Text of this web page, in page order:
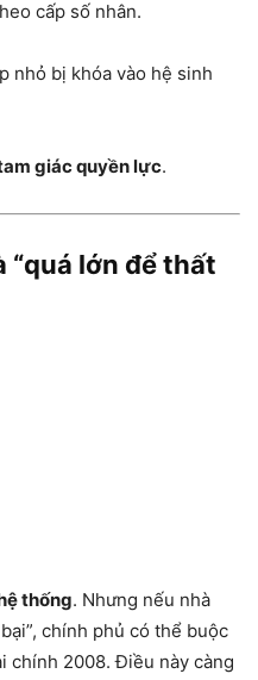
cấp số nhân.
nhỏ bị khóa vào hệ sinh
giác quyền lực.
“quá lớn để thất
thống. Nhưng nếu nhà
chính phủ có thể buộc
chính 2008. Điều này càng